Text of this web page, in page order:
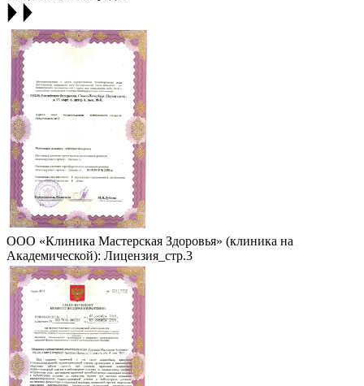
ООО «Клиника Мастерская Здоровья» (клиника на
Академической): Лицензия_стр.3